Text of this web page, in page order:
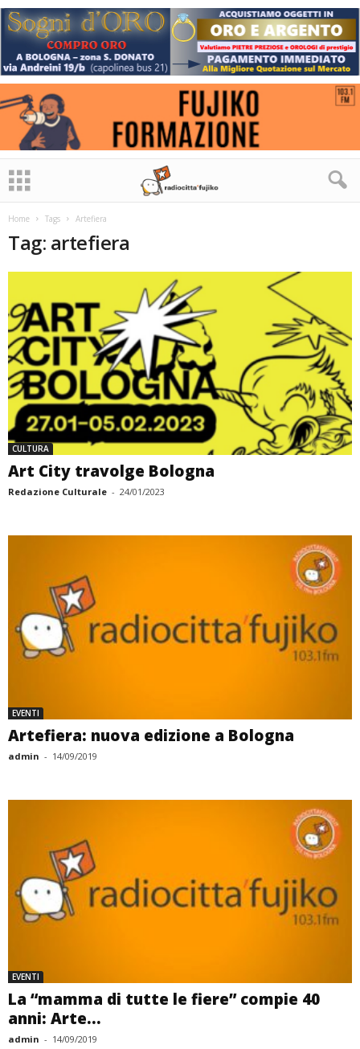
Home Tags Artefiera
Tag: artefiera
CULTURA
Art City travolge Bologna
Redazione Culturale - 24/01/2023
EVENTI
Artefiera: nuova edizione a Bologna
admin - 14/09/2019
EVENTI
La “mamma di tutte le fiere” compie 40
anni: Arte...
admin - 14/09/2019